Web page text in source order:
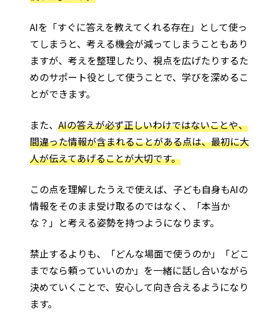
AIを「すぐに答えを教えてくれる存在」として使っ
てしまうと、考える機会が減ってしまうこともあり
ますが、考えを整理したり、視点を広げたりするた
めのサポート役として使うことで、学びを深めるこ
とができます。
また、 AIの答えが必ず正しいわけではないことや、
間違った情報が含まれることがある点は、最初に大
人が伝えてあげることが大切です。
この点を理解したうえで使えば、子ども自身もAIの
情報をそのまま受け取るのではなく、「本当か
な？」と考える姿勢を持つようになります。
禁止するよりも、「どんな場面で使うのか」「どこ
までなら頼っていいのか」を一緒に話し合いながら
決めていくことで、安心して向き合えるようになり
ます。